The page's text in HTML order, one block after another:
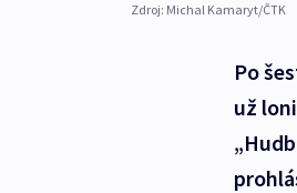
Zdroj: Michal Kamaryt/ČTK
Po
už